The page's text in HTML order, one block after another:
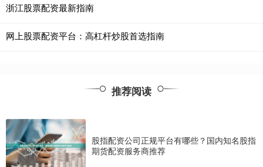
浙江股票配资最新指南
网上股票配资平台：高杠杆炒股首选指南
推荐阅读
股指配资公司正规平台有哪些？国内知名股指
期货配资服务商推荐